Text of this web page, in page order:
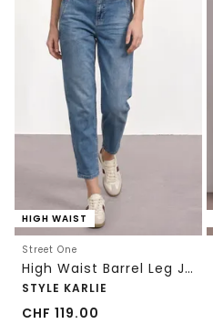
HIGH WAIST
Street One
High Waist Barrel Leg Jeans im Loose Fit
STYLE KARLIE
CHF 119.00